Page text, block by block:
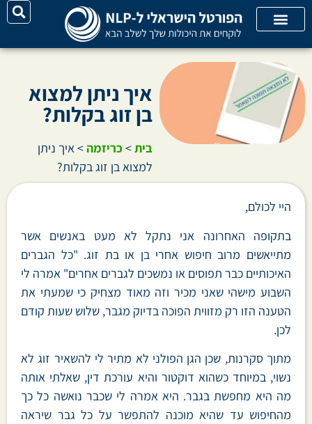
איך ניתן למצוא
בן זוג בקלות?
בית> כריזמה>איך ניתן
למצוא בן זוג בקלות?
היי לכולם,
בתקופה האחרונה אני נתקל לא מעט באנשים אשר
מתייאשים מרוב חיפוש אחרי בן או בת זוג. "כל הגברים
האיכותיים כבר תפוסים או נמשכים לגברים אחרים" אמרה לי
השבוע מישהי שאני מכיר וזה מאוד מצחיק כי שמעתי את
הטענה הזו רק מזווית הפוכה בדיוק מגבר, שלוש שעות קודם
לכן.
מתוך סקרנות, שכן הגן הפולני לא מתיר לי להשאיר זוג לא
נשוי, במיוחד כשהוא דוקטור והיא עורכת דין, שאלתי אותה
מה היא מחפשת בגבר. היא אמרה לי שכבר נואשה כל כך
מהחיפוש עד שהיא מוכנה להתפשר על כל גבר שיראה